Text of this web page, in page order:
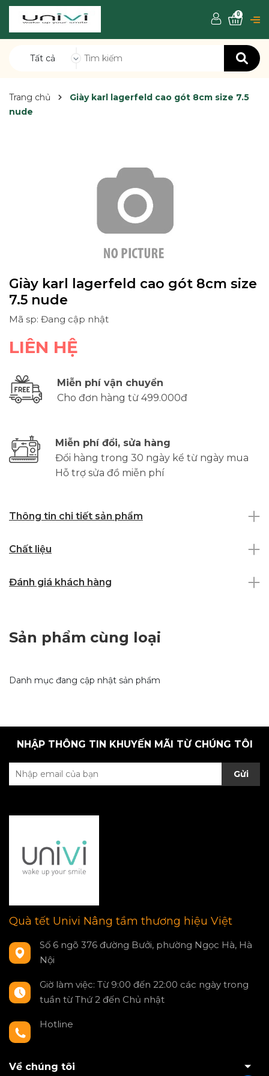
Tất cả
0
Trang chủ
Giày karl lagerfeld cao gót 8cm size 7.5
nude
Giày karl lagerfeld cao gót 8cm size
7.5 nude
Mã sp: Đang cập nhật
LIÊN HỆ
Miễn phí vận chuyển
Cho đơn hàng từ 499.000đ
Miễn phí đổi, sửa hàng
Đổi hàng trong 30 ngày kể từ ngày mua
Hỗ trợ sửa đồ miễn phí
Thông tin chi tiết sản phẩm
Chất liệu
Đánh giá khách hàng
Sản phẩm cùng loại
Danh mục đang cập nhật sản phẩm
NHẬP THÔNG TIN KHUYẾN MÃI TỪ CHÚNG TÔI
Gửi
Quà tết Univi Nâng tầm thương hiệu Việt
Số 6 ngõ 376 đường Bưởi, phường Ngọc Hà, Hà
Nội
Giờ làm việc: Từ 9:00 đến 22:00 các ngày trong
tuần từ Thứ 2 đến Chủ nhật
Hotline
Về chúng tôi